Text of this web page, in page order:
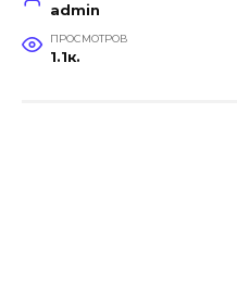
admin
ПРОСМОТРОВ
1.1к.